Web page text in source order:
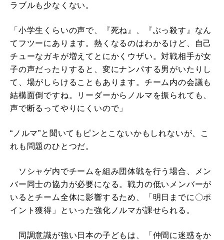
ラブルも少なくない。
「小学生くらいの声で、『死ね』、『ぶっ殺す』なん
てフツーにあります。熱くなるのはわかるけど、自己
チューなガキが増えてとにかくウザい。対戦相手が女
子の声だったりすると、変にナンパする男がいたりし
て、場がしらけることもあります。チーム内の会議も
結構面倒ですね。リーダーからノルマを振られても、
声で断るってやりにくいので」
“ノルマ”と聞いてもピンとこないかもしれないが、こ
れも問題のひとつだ。
ソシャゲ内でチームを組み団体戦を行う場合、メン
バー同士の協力が必要になる。戦力の低いメンバーが
いるとチーム全体に影響するため、「明日までに〇ポ
イント獲得」といった強化ノルマが課せられる。
同調意識が強い日本の子どもは、「仲間に迷惑をか